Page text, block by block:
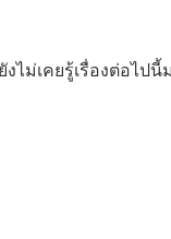
เคยรู้เรื่องต่อไปนี้